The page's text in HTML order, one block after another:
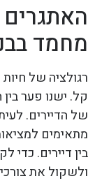
האתגרים
מחמד
רגולציה של
קל. ישנו פער
של הדיירים.
מתאימים
בין דיירים. כדי
ולשקול את